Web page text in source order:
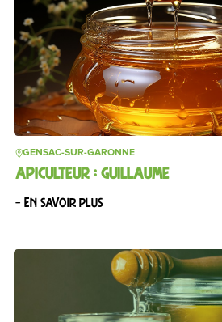
GENSAC-SUR-GARONNE
APICULTEUR : GUILLAUME
– En savoir plus